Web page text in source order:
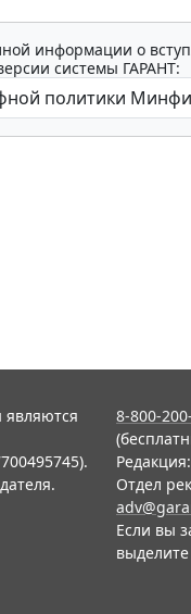
информации о
системы ГАРАНТ:
8-800-
Отдел
Если вы